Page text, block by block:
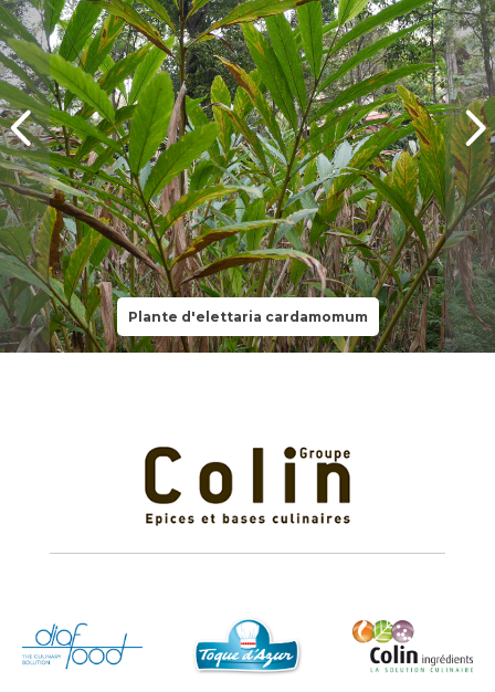
Plante d'elettaria cardamomum